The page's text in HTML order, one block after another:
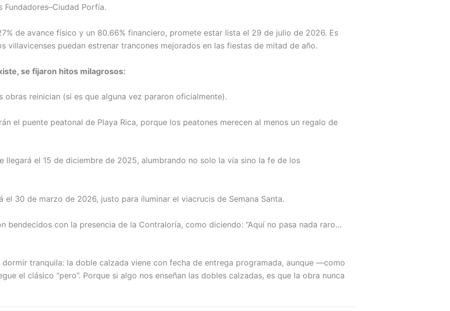
Fundadores–Ciudad Porfía.
de avance físico y un 80.66% financiero, promete estar lista el 29 de julio de 2026. Es
villavicenses puedan estrenar trancones mejorados en las fiestas de mitad de año.
se fijaron hitos milagrosos:
obras reinician (si es que alguna vez pararon oficialmente).
el puente peatonal de Playa Rica, porque los peatones merecen al menos un regalo de
llegará el 15 de diciembre de 2025, alumbrando no solo la vía sino la fe de los
el 30 de marzo de 2026, justo para iluminar el viacrucis de Semana Santa.
bendecidos con la presencia de la Contraloría, como diciendo: “Aquí no pasa nada raro…
dormir tranquila: la doble calzada viene con fecha de entrega programada, aunque —como
el clásico “pero”. Porque si algo nos enseñan las dobles calzadas, es que la obra nunca